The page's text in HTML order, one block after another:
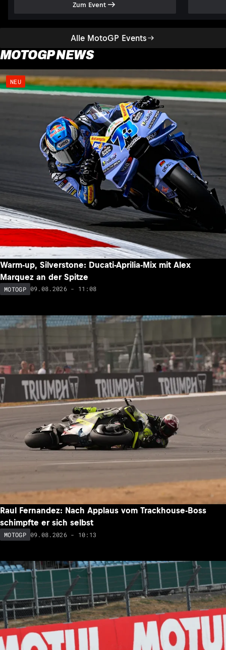
Alle MotoGP Events
Zum Event
MOTOGP NEWS
NEU
Warm-up, Silverstone: Ducati-Aprilia-Mix mit Alex
Marquez an der Spitze
MOTOGP 09.08.2026 - 11:08
Raul Fernandez: Nach Applaus vom Trackhouse-Boss
schimpfte er sich selbst
MOTOGP 09.08.2026 - 10:13